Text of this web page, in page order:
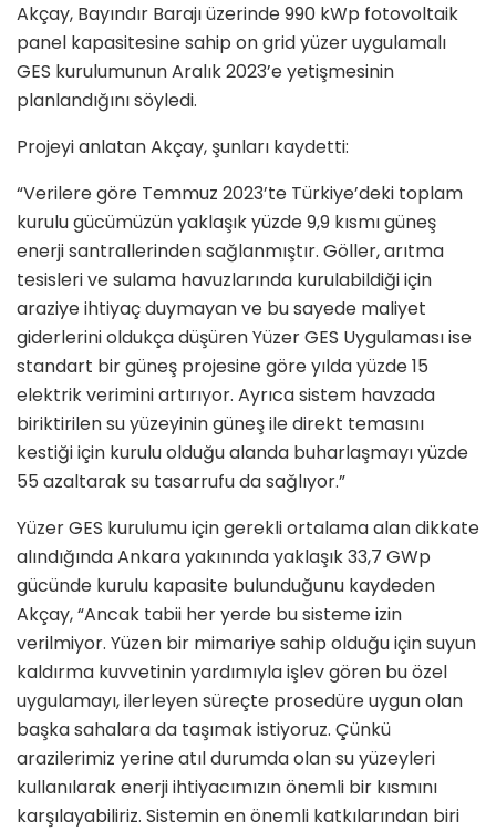
Akçay, Bayındır Barajı üzerinde 990 kWp fotovoltaik
panel kapasitesine sahip on grid yüzer uygulamalı
GES kurulumunun Aralık 2023’e yetişmesinin
planlandığını söyledi.
Projeyi anlatan Akçay, şunları kaydetti:
“Verilere göre Temmuz 2023’te Türkiye’deki toplam
kurulu gücümüzün yaklaşık yüzde 9,9 kısmı güneş
enerji santrallerinden sağlanmıştır. Göller, arıtma
tesisleri ve sulama havuzlarında kurulabildiği için
araziye ihtiyaç duymayan ve bu sayede maliyet
giderlerini oldukça düşüren Yüzer GES Uygulaması ise
standart bir güneş projesine göre yılda yüzde 15
elektrik verimini artırıyor. Ayrıca sistem havzada
biriktirilen su yüzeyinin güneş ile direkt temasını
kestiği için kurulu olduğu alanda buharlaşmayı yüzde
55 azaltarak su tasarrufu da sağlıyor.”
Yüzer GES kurulumu için gerekli ortalama alan dikkate
alındığında Ankara yakınında yaklaşık 33,7 GWp
gücünde kurulu kapasite bulunduğunu kaydeden
Akçay, “Ancak tabii her yerde bu sisteme izin
verilmiyor. Yüzen bir mimariye sahip olduğu için suyun
kaldırma kuvvetinin yardımıyla işlev gören bu özel
uygulamayı, ilerleyen süreçte prosedüre uygun olan
başka sahalara da taşımak istiyoruz. Çünkü
arazilerimiz yerine atıl durumda olan su yüzeyleri
kullanılarak enerji ihtiyacımızın önemli bir kısmını
karşılayabiliriz. Sistemin en önemli katkılarından biri